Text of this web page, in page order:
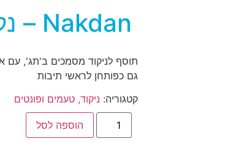
Nakdan – נקדן לתג
תוסף לניקוד מסמכים ב'תג', עם
גם כפותחן לראשי תיבות
קטגוריה: ניקוד, טעמים ופונטים
הוספה לסל